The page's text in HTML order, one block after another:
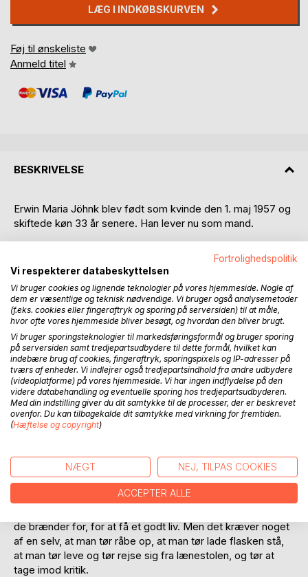
LÆG I INDKØBSKURVEN
Føj til ønskeliste
Anmeld titel
BESKRIVELSE
Erwin Maria Jöhnk blev født som kvinde den 1. maj 1957 og
skiftede køn 33 år senere. Han lever nu som mand.
Erwin har været opstillet til Amtsrådsvalget i Århus i 2001 og
til folketingvalget i 2005 i Randers kredsen for
Centrumdemokraterne. Desuden er han næstformand for
Trans-Danmark, Landforeningen for transvestitter og
transseksuelle, samt stifter af TS-Kontakt.
Denne bog skildrer, et menneskes kamp mod
forudbestemte kasser og normer, hvor mennesket ikke
passer ind i. Bogen fortæller om et menneske som har fået
tre liv forærende. Mennesket det er mig, Erwin Jöhnk.
Jeg skildrer mine oplevelser fra at føle mig uønsket, en
klumpedumpe, en sky tavs person til en rapkæftet, person
Jeg skildrer mine oplevelser med naturen, systemet,
samfundet og det åndelige.
Jeg håber at denne her bog vil være til inspiration for andre
de brænder for, for at få et godt liv. Men det kræver noget
af en selv, at man tør råbe op, at man tør lade flasken stå,
at man tør leve og tør rejse sig fra lænestolen, og tør at
tage imod kritik.
Fortrolighedspolitik
Vi respekterer databeskyttelsen
Vi bruger cookies og lignende teknologier på vores hjemmeside. Nogle af
dem er væsentlige og teknisk nødvendige. Vi bruger også analysemetoder
(f.eks. cookies eller fingeraftryk og sporing på serversiden) til at måle,
hvor ofte vores hjemmeside bliver besøgt, og hvordan den bliver brugt.
Vi bruger sporingsteknologier til markedsføringsformål og bruger sporing
på serversiden samt tredjepartsudbydere til dette formål, hvilket kan
indebære brug af cookies, fingeraftryk, sporingspixels og IP-adresser på
tværs af enheder. Vi indlejrer også tredjepartsindhold fra andre udbydere
(videoplatforme) på vores hjemmeside. Vi har ingen indflydelse på den
videre databehandling og eventuelle sporing hos tredjepartsudbyderen.
Med din indstilling giver du dit samtykke til de processer, der er beskrevet
ovenfor. Du kan tilbagekalde dit samtykke med virkning for fremtiden.
(Hæftelse og copyright)
NÆGT NEJ, TILPAS COOKIES
ACCEPTER ALLE